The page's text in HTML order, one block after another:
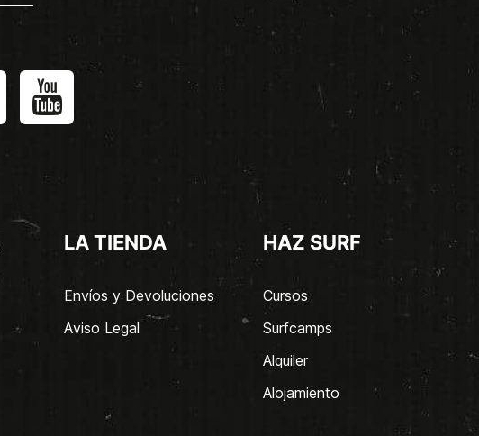
LA TIENDA
Envíos y Devoluciones
Aviso Legal
HAZ SURF
Cursos
Surfcamps
Alquiler
Alojamiento